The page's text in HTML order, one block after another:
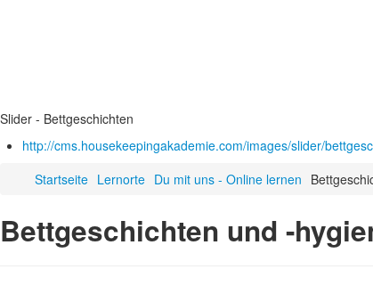
Slider - Bettgeschichten
http://cms.housekeepingakademie.com/images/slider/
Startseite Lernorte Du mit uns - Online lernen
Bettgeschichten und -